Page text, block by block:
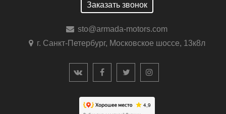
Заказать звонок
sto@armada-motors.com
г. Санкт-Петербург, Московское шоссе, 13к8л